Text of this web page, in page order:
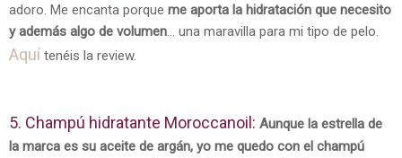
adoro. Me encanta porque me aporta la hidratación que necesito
y además algo de volumen... una maravilla para mi tipo de pelo.
Aquí tenéis la review.
5. Champú hidratante Moroccanoil: Aunque la estrella de
la marca es su aceite de argán, yo me quedo con el champú